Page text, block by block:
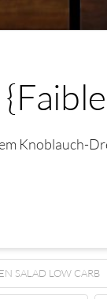
Knoblauch-
SALAD LOW CARB